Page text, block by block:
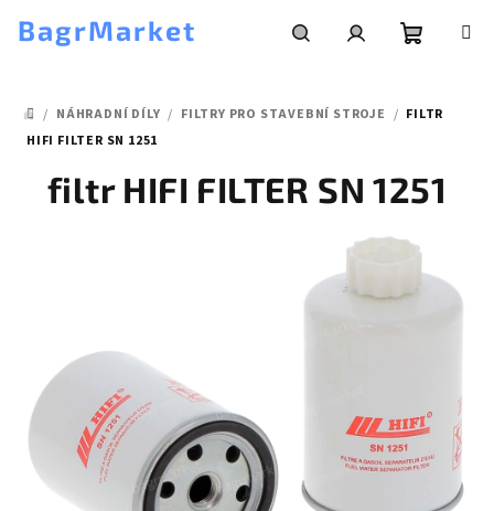
BagrMarket
DOMŮ
/ NÁHRADNÍ DÍLY / FILTRY PRO STAVEBNÍ STROJE / FILTR
HIFI FILTER SN 1251
filtr HIFI FILTER SN 1251